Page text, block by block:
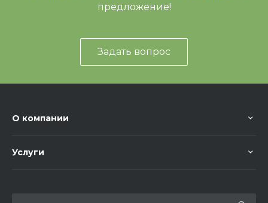
предложение!
Задать вопрос
О компании
Услуги